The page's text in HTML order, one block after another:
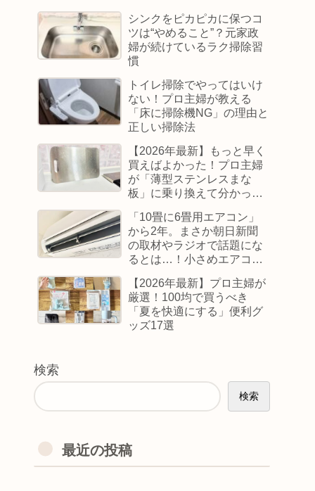
シンクをピカピカに保つコ
ツは“やめること”？元家政
婦が続けているラク掃除習
慣
トイレ掃除でやってはいけ
ない！プロ主婦が教える
「床に掃除機NG」の理由と
正しい掃除法
【2026年最新】もっと早く
買えばよかった！プロ主婦
が「薄型ステンレスまな
板」に乗り換えて分かった
「10畳に6畳用エアコン」
から2年。まさか朝日新聞
の取材やラジオで話題にな
るとは…！小さめエアコン
【2026年最新】プロ主婦が
厳選！100均で買うべき
「夏を快適にする」便利グ
ッズ17選
検索
検索
最近の投稿